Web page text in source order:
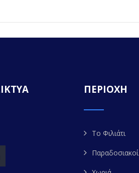
ΠΕΡΙΟΧΗ
Το Φιλιάτι